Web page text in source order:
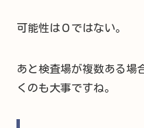
可能性は０ではない。
あと検査場が複数ある場
くのも大事ですね。